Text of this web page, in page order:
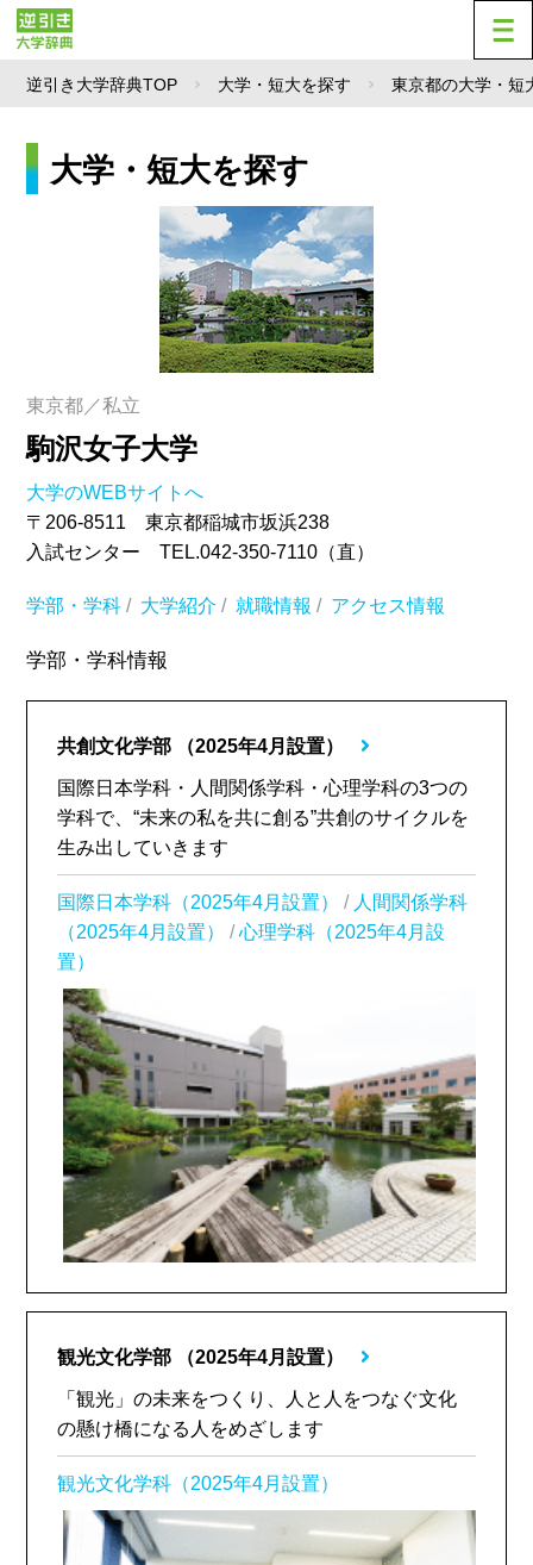
逆引き大学辞典TOP 大学・短大を探す 東京都の大学・短
大学・短大を探す
東京都／私立
駒沢女子大学
大学のWEBサイトへ
〒206-8511 東京都稲城市坂浜238
入試センター TEL.042-350-7110（直）
学部・学科 / 大学紹介 / 就職情報 / アクセス情報
学部・学科情報
共創文化学部 （2025年4月設置）
国際日本学科・人間関係学科・心理学科の3つの
学科で、“未来の私を共に創る”共創のサイクルを
生み出していきます
国際日本学科（2025年4月設置） / 人間関係学科
（2025年4月設置）
/心理学科（2025年4月設
置）
観光文化学部 （2025年4月設置）
「観光」の未来をつくり、人と人をつなぐ文化
の懸け橋になる人をめざします
観光文化学科（2025年4月設置）